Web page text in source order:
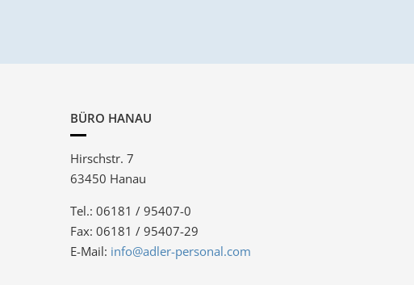
BÜRO HANAU
Hirschstr. 7
63450 Hanau
Tel.: 06181 / 95407-0
Fax: 06181 / 95407-29
E-Mail: info@adler-personal.com